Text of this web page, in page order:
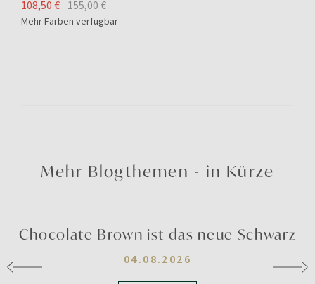
108,50 € 155,00 €
Mehr Farben verfügbar
Mehr Blogthemen - in Kürze
Chocolate Brown ist das neue Schwarz
04.08.2026